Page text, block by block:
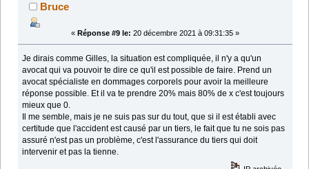
Bruce
« Réponse #9 le: 20 décembre 2021 à 09:31:35 »
Je dirais comme Gilles, la situation est compliquée, il n'y a qu'un
avocat qui va pouvoir te dire ce qu'il est possible de faire. Prend un
avocat spécialiste en dommages corporels pour avoir la meilleure
réponse possible. Et il va te prendre 20% mais 80% de x c'est toujours
mieux que 0.
Il me semble, mais je ne suis pas sur du tout, que si il est établi avec
certitude que l'accident est causé par un tiers, le fait que tu ne sois pas
assuré n'est pas un problème, c'est l'assurance du tiers qui doit
intervenir et pas la tienne.